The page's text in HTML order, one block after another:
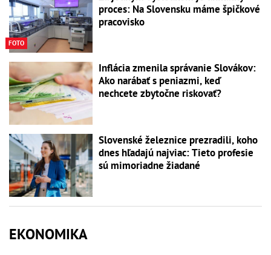
FOTO
proces: Na Slovensku máme špičkové
pracovisko
Inflácia zmenila správanie Slovákov:
Ako narábať s peniazmi, keď
nechcete zbytočne riskovať?
Slovenské železnice prezradili, koho
dnes hľadajú najviac: Tieto profesie
sú mimoriadne žiadané
EKONOMIKA